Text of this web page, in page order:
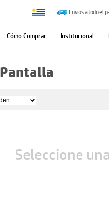
Envíos a todo el
Cómo Comprar Institucional
Pantalla
Seleccione